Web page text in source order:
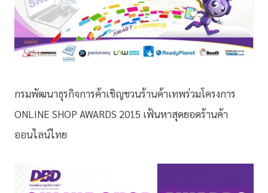
กรมพัฒนาธุรกิจการค้าเชิญชวนร้านค้าเทพร่วมโครงการ
ONLINE SHOP AWARDS 2015 เฟ้นหาสุดยอดร้านค้า
ออนไลน์ไทย